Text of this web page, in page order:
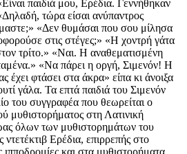
παιδιά μου, Ερέδια. Γεννήθηκαν
τώρα είσαι ανύπαντρος
«Δεν θυμάσαι που σου μίλησα
στις στέγες;» «Η χοντρή γάτα
τρίτο.» «Ναι. Η αναθεματισμένη
«Να πάρει η οργή, Σιμενόν! Η
έχει φτάσει στα άκρα» είπα κι άνοιξα
γάλα. Τα επτά παιδιά του Σιμενόν
του συγγραφέα που θεωρείται ο
μυθιστορήματος στη Λατινική
όλων των μυθιστορημάτων του
ντετέκτιβ Ερέδια, επιρρεπής στο